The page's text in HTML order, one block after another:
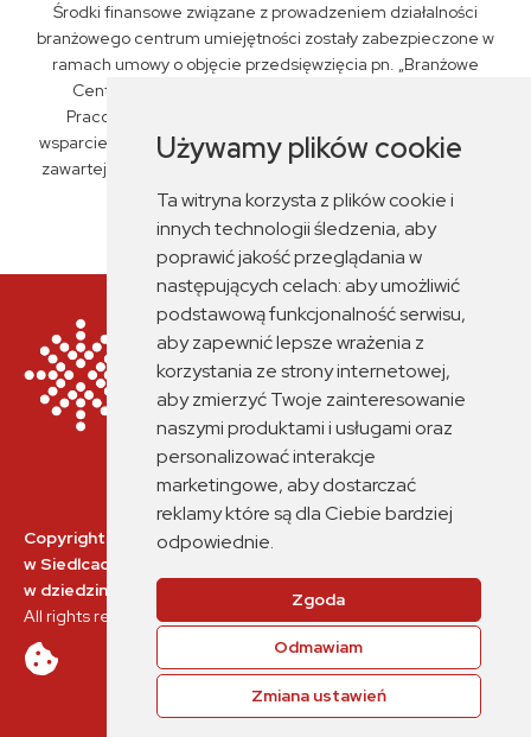
Używamy plików cookie
Ta witryna korzysta z plików cookie i
innych technologii śledzenia, aby
poprawić jakość przeglądania w
następujących celach:aby umożliwić
podstawową funkcjonalność serwisu,
aby zapewnić lepsze wrażenia z
korzystania ze strony internetowej,
aby zmierzyć Twoje zainteresowanie
naszymi produktami i usługami oraz
personalizować interakcje
marketingowe,aby dostarczać
reklamy które są dla Ciebie bardziej
odpowiednie.
Zgoda
Odmawiam
Zmiana ustawień
Środki finansowe związane z prowadzeniem działalności
branżowego centrum umiejętności zostały zabezpieczone w
ramach umowy o objęcie przedsięwzięcia pn. „Branżowe
Centrum Umiejętności „PKP Intercity” S.A., Związku
Pracodawców Kolejowych oraz ZSP nr 6 w Siedlcach"
wsparciem z planu rozwojowego nr KPO/22/1/BCU/U/0029,
zawartej przez Miasto Siedlce z Fundacją Rozwoju Systemu
Edukacji dnia 14 czerwca 2023 r.
Copyrights © 2026 Branżowe Centrum Umiejętności nr 2
w Siedlcach
w dziedzinie: interoperacyjność systemu kolei.
All rights reserved. Designed & powered by